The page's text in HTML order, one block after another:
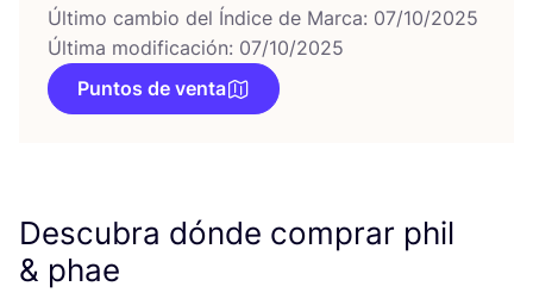
Último cambio del Índice de Marca: 07/10/2025
Última modificación: 07/10/2025
Puntos de venta
Descubra dónde comprar phil
& phae